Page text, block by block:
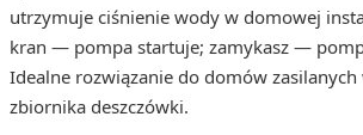
utrzymuje ciśnienie wody w domowej
kran — pompa startuje; zamykasz —
Idealne rozwiązanie do domów
zbiornika deszczówki.